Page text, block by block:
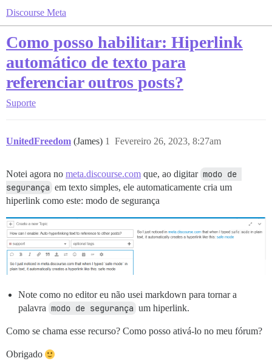
Discourse Meta
Como posso habilitar: Hiperlink
automático de texto para
referenciar outros posts?
Suporte
UnitedFreedom (James) Fevereiro 26, 2023, 8:27am
1
Notei agora no meta.discourse.com que, ao digitar modo de
segurança em texto simples, ele automaticamente cria um
hiperlink como este: modo de segurança
Note como no editor eu não usei markdown para tornar a
palavra modo de segurança um hiperlink.
Como se chama esse recurso? Como posso ativá-lo no meu fórum?
Obrigado